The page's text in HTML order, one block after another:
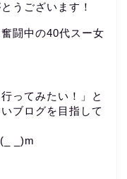
うございます！
闘中の40代スー女
ってみたい！」と
ブログを目指して
_)m